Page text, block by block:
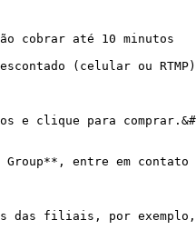
cobrar até 10 minutos
(celular ou RTMP)
e clique para
entre em contato
das filiais, por